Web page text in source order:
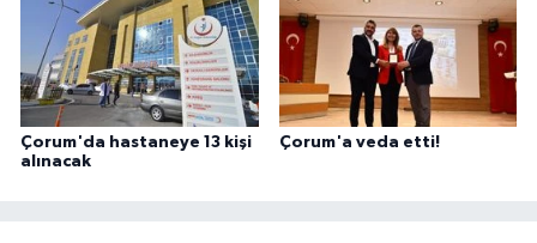
Çorum'da hastaneye 13 kişi
alınacak
Çorum'a veda etti!